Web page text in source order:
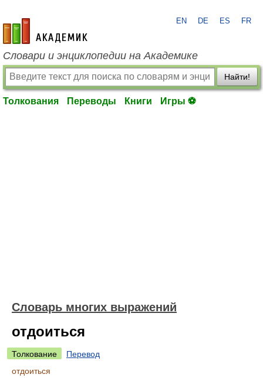
academic.ru
EN DE ES FR
Словари и энциклопедии на Академике
Найти!
Толкования Переводы Книги Игры ⚽
Словарь многих выражений
отдоиться
Толкование
Перевод
отдоиться